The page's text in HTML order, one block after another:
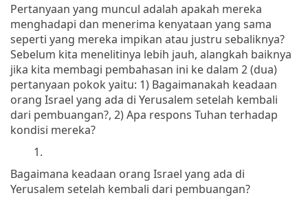
Pertanyaan yang muncul adalah apakah mereka
menghadapi dan menerima kenyataan yang sama
seperti yang mereka impikan atau justru sebaliknya?
Sebelum kita menelitinya lebih jauh, alangkah baiknya
jika kita membagi pembahasan ini ke dalam 2 (dua)
pertanyaan pokok yaitu: 1) Bagaimanakah keadaan
orang Israel yang ada di Yerusalem setelah kembali
dari pembuangan?, 2) Apa respons Tuhan terhadap
kondisi mereka?
1.
Bagaimana keadaan orang Israel yang ada di
Yerusalem setelah kembali dari pembuangan?